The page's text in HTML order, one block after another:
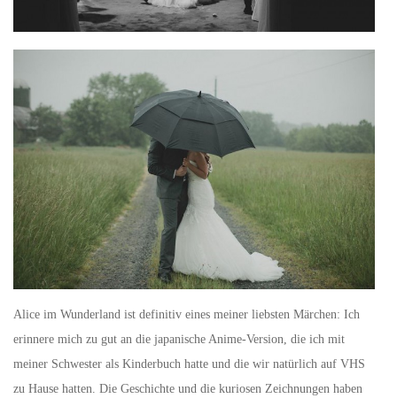
Alice im Wunderland ist definitiv eines meiner liebsten Märchen: Ich
erinnere mich zu gut an die japanische Anime-Version, die ich mit
meiner Schwester als Kinderbuch hatte und die wir natürlich auf VHS
zu Hause hatten. Die Geschichte und die kuriosen Zeichnungen haben